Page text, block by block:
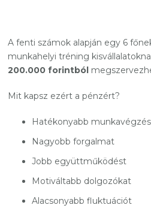
A fenti számok alapján egy 6
munkahelyi tréning
200.000 forintból
Mit kapsz ezért a pénzért?
Hatékonyabb
Nagyobb forgalmat
Jobb együttműködést
Motiváltabb dolgozókat
Alacsonyabb fluktuációt